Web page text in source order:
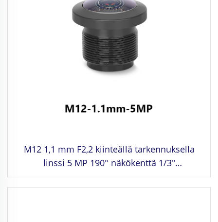
M12 1,1 mm F2,2 kiinteällä tarkennuksella
linssi 5 MP 190° näkökenttä 1/3"
kuvaformaattiin